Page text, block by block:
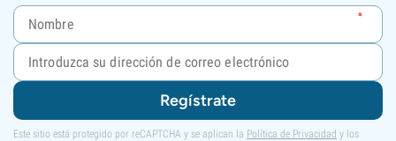
Regístrate
Este sitio está protegido por reCAPTCHA y se aplican la Política de Privacidad y los